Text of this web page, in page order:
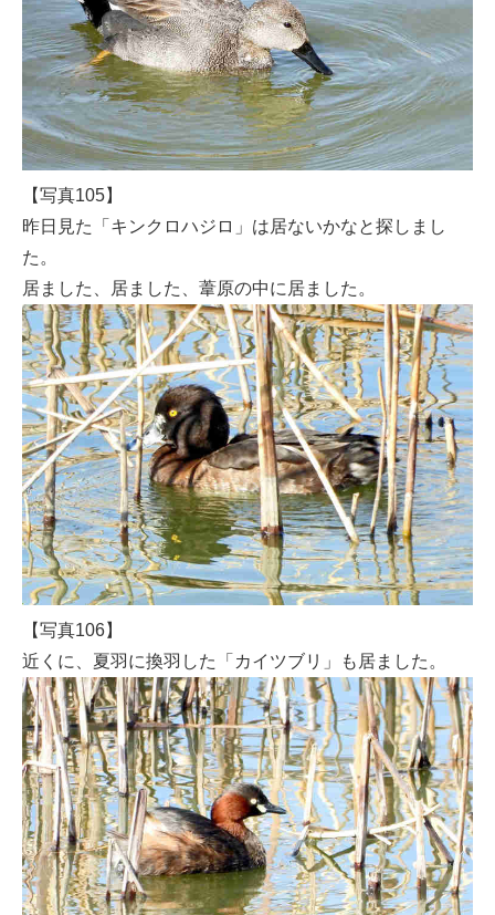
【写真105】
昨日見た「キンクロハジロ」は居ないかなと探しまし
た。
居ました、居ました、葦原の中に居ました。
【写真106】
近くに、夏羽に換羽した「カイツブリ」も居ました。